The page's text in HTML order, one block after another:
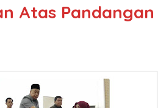
Atas Pandangan